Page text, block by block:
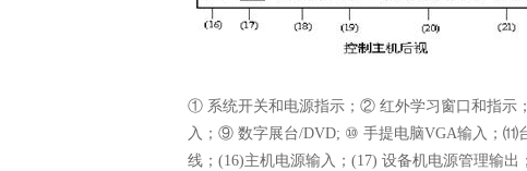
① 系统开关和电源指示；② 红外学习窗口和指
入；⑨ 数字展台/DVD; ⑩ 手提电脑VGA输入；⑾
线； (16)主机电源输入； (17) 设备机电源管理输出；